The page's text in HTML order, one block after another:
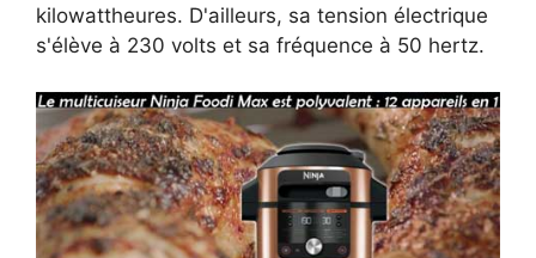
kilowattheures. D'ailleurs, sa tension électrique
s'élève à 230 volts et sa fréquence à 50 hertz.